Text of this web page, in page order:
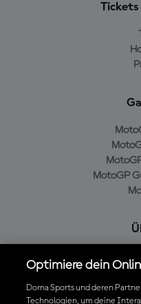
MotoGP
Optimiere dein
Dorna Sports und deren
Technologien, um deine